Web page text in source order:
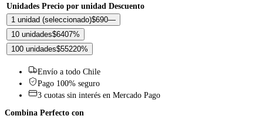
Unidades Precio por unidad Descuento
1 unidad (seleccionado)$690—
10 unidades$6407%
100 unidades$55220%
Envío a todo Chile
Pago 100% seguro
3 cuotas sin interés en Mercado Pago
Combina Perfecto con